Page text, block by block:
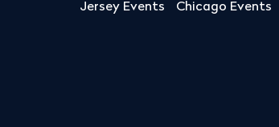
Jersey Events
Chicago Events